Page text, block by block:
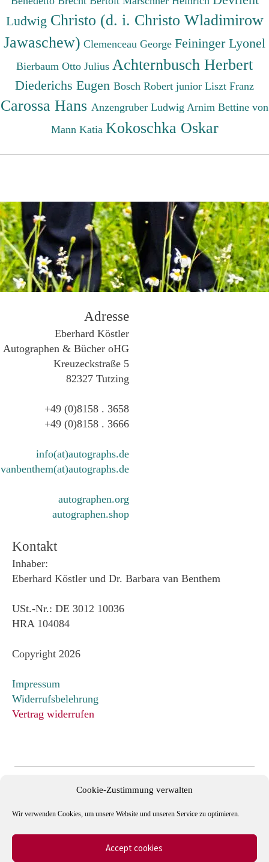
Cookie-Zustimmung verwalten
Wir verwenden Cookies, um unsere Website und unseren Service zu optimieren.
Accept cookies
Ludwig Christo (d. i. Christo Wladimirow
Jawaschew) Clemenceau George Feininger Lyonel
Bierbaum Otto Julius Achternbusch Herbert
Diederichs Eugen Bosch Robert junior Liszt Franz
Carossa Hans Anzengruber Ludwig Arnim Bettine von
Mann Katia Kokoschka Oskar
Adresse
Eberhard Köstler
Autographen & Bücher oHG
Kreuzeckstraße 5
82327 Tutzing
+49 (0)8158 . 3658
+49 (0)8158 . 3666
info(at)autographs.de
vanbenthem(at)autographs.de
autographen.org
autographen.shop
Kontakt
Inhaber:
Eberhard Köstler und Dr. Barbara van Benthem
USt.-Nr.: DE 3012 10036
HRA 104084
Copyright 2026
Impressum
Widerrufsbelehrung
Vertrag widerrufen